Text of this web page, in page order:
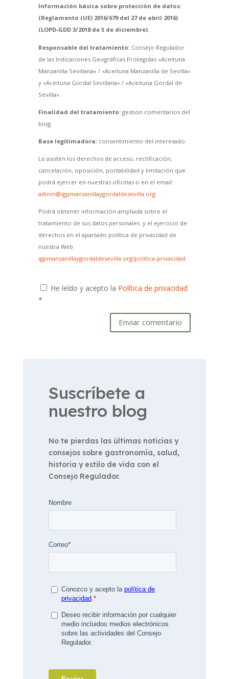
Información básica sobre protección de datos:
(Reglamento (UE) 2016/679 del 27 de abril 2016)
(LOPD-GDD 3/2018 de 5 de diciembre).
Responsable del tratamiento:Consejo Regulador
de las Indicaciones Geográficas Protegidas «Aceituna
Manzanilla Sevillana» / «Aceituna Manzanilla de Sevilla»
y «Aceituna Gordal Sevillana» / «Aceituna Gordal de
Sevilla».
Finalidad del tratamiento:gestión comentarios del
blog.
Base legitimadora:consentimiento del interesado.
Le asisten los derechos de acceso, rectificación,
cancelación, oposición, portabilidad y limitación que
podrá ejercer en nuestras oficinas o en el email:
admin@igpmanzanillaygordaldesevilla.org
Podrá obtener información ampliada sobre el
tratamiento de sus datos personales y el ejercicio de
derechos en el apartado política de privacidad de
nuestra Web
igpmanzanillaygordaldesevilla.org/politica-privacidad
He leído y acepto la Política de privacidad
*
Enviar comentario
Suscríbete a
nuestro blog
No te pierdas las últimas noticias y
consejos sobre gastronomía, salud,
historia y estilo de vida con el
Consejo Regulador.